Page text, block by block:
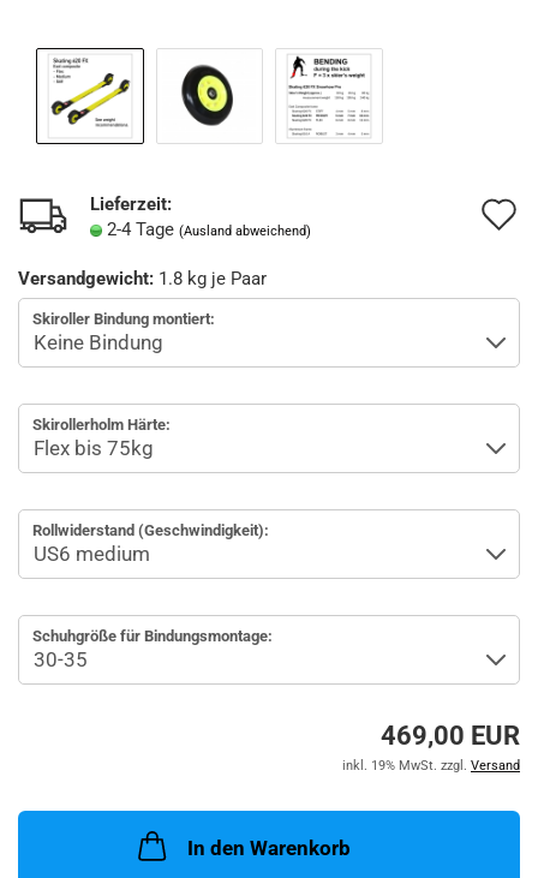
Lieferzeit:
2-4 Tage (Ausland abweichend)
Versandgewicht: 1.8 kg je Paar
Skiroller Bindung montiert:
Skirollerholm Härte:
Rollwiderstand (Geschwindigkeit):
Schuhgröße für Bindungsmontage:
469,00 EUR
inkl. 19% MwSt. zzgl. Versand
In den Warenkorb